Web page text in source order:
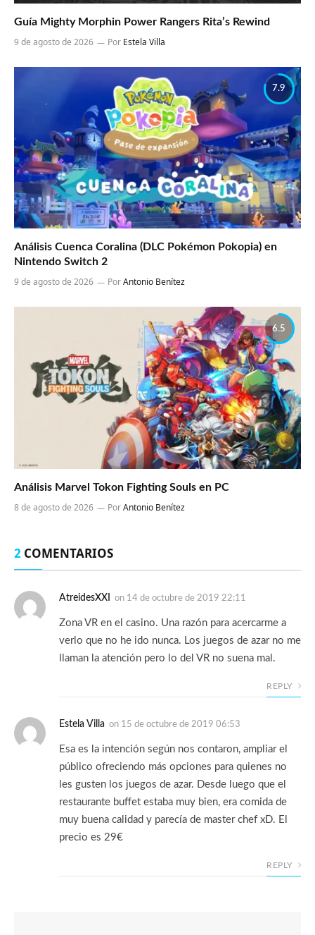
Guía Mighty Morphin Power Rangers Rita’s Rewind
9 de agosto de 2026 Por Estela Villa
7.9
Análisis Cuenca Coralina (DLC Pokémon Pokopia) en
Nintendo Switch 2
9 de agosto de 2026 PorAntonio Benítez
6.5
Análisis Marvel Tokon Fighting Souls en PC
8 de agosto de 2026 PorAntonio Benítez
2 COMENTARIOS
AtreidesXXI on 14 de octubre de 2019 22:11
Zona VR en el casino. Una razón para acercarme a
verlo que no he ido nunca. Los juegos de azar no me
llaman la atención pero lo del VR no suena mal.
REPLY
Estela Villa on 15 de octubre de 2019 06:53
Esa es la intención según nos contaron, ampliar el
público ofreciendo más opciones para quienes no
les gusten los juegos de azar. Desde luego que el
restaurante buffet estaba muy bien, era comida de
muy buena calidad y parecía de master chef xD. El
precio es 29€
REPLY